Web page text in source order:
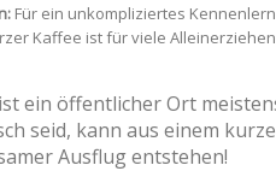
Für ein unkompliziertes
Kaffee ist für viele
ein öffentlicher Ort
seid, kann aus einem
Ausflug entstehen!